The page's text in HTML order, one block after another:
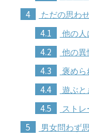
4 ただの思わ
4.1 他の人
4.2 他の異
4.3 褒めら
4.4 遊ぶと
4.5 ストレ
5
男女問わず